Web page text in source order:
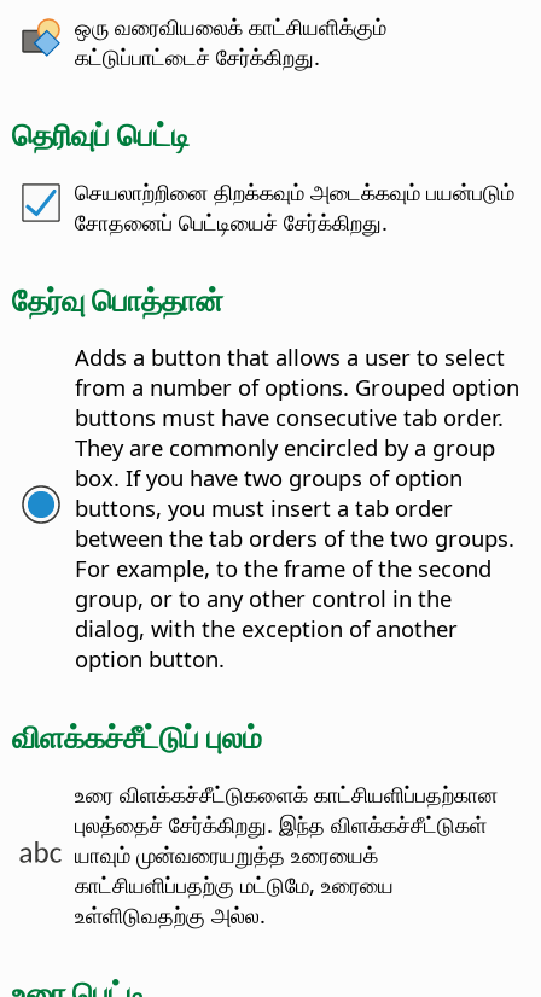
ஒரு வரைவியலைக் காட்சியளிக்கும்
கட்டுப்பாட்டைச் சேர்க்கிறது.
தெரிவுப் பெட்டி
செயலாற்றினை திறக்கவும் அடைக்கவும் பயன்படும்
சோதனைப் பெட்டியைச் சேர்க்கிறது.
தேர்வு பொத்தான்
Adds a button that allows a user to select
from a number of options. Grouped option
buttons must have consecutive tab order.
They are commonly encircled by a group
box. If you have two groups of option
buttons, you must insert a tab order
between the tab orders of the two groups.
For example, to the frame of the second
group, or to any other control in the
dialog, with the exception of another
option button.
விளக்கச்சீட்டுப் புலம்
உரை விளக்கச்சீட்டுகளைக் காட்சியளிப்பதற்கான
புலத்தைச் சேர்க்கிறது. இந்த விளக்கச்சீட்டுகள்
யாவும் முன்வரையறுத்த உரையைக்
காட்சியளிப்பதற்கு மட்டுமே, உரையை
உள்ளிடுவதற்கு அல்ல.